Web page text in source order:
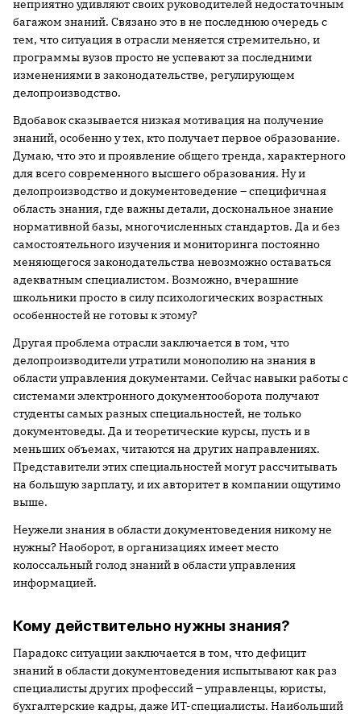
неприятно удивляют своих руководителей недостаточным
багажом знаний. Связано это в не последнюю очередь с
тем, что ситуация в отрасли меняется стремительно, и
программы вузов просто не успевают за последними
изменениями в законодательстве, регулирующем
делопроизводство.
Вдобавок сказывается низкая мотивация на получение
знаний, особенно у тех, кто получает первое образование.
Думаю, что это и проявление общего тренда, характерного
для всего современного высшего образования. Ну и
делопроизводство и документоведение – специфичная
область знания, где важны детали, доскональное знание
нормативной базы, многочисленных стандартов. Да и без
самостоятельного изучения и мониторинга постоянно
меняющегося законодательства невозможно оставаться
адекватным специалистом. Возможно, вчерашние
школьники просто в силу психологических возрастных
особенностей не готовы к этому?
Другая проблема отрасли заключается в том, что
делопроизводители утратили монополию на знания в
области управления документами. Сейчас навыки работы с
системами электронного документооборота получают
студенты самых разных специальностей, не только
документоведы. Да и теоретические курсы, пусть и в
меньших объемах, читаются на других направлениях.
Представители этих специальностей могут рассчитывать
на большую зарплату, и их авторитет в компании ощутимо
выше.
Неужели знания в области документоведения никому не
нужны? Наоборот, в организациях имеет место
колоссальный голод знаний в области управления
информацией.
Кому действительно нужны знания?
Парадокс ситуации заключается в том, что дефицит
знаний в области документоведения испытывают как раз
специалисты других профессий – управленцы, юристы,
бухгалтерские кадры, даже ИТ-специалисты. Наибольший